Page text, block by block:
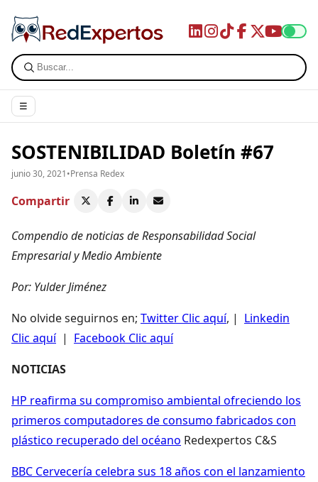
☰
SOSTENIBILIDAD Boletín #67
junio 30, 2021•Prensa Redex
Compartir
Compendio de noticias de Responsabilidad Social
Empresarial y Medio Ambiente
Por: Yulder Jiménez
No olvide seguirnos en; Twitter Clic aquí, | Linkedin
Clic aquí| Facebook Clic aquí
NOTICIAS
HP reafirma su compromiso ambiental ofreciendo los
primeros computadores de consumo fabricados con
plástico recuperado del océano Redexpertos C&S
BBC Cervecería celebra sus 18 años con el lanzamiento